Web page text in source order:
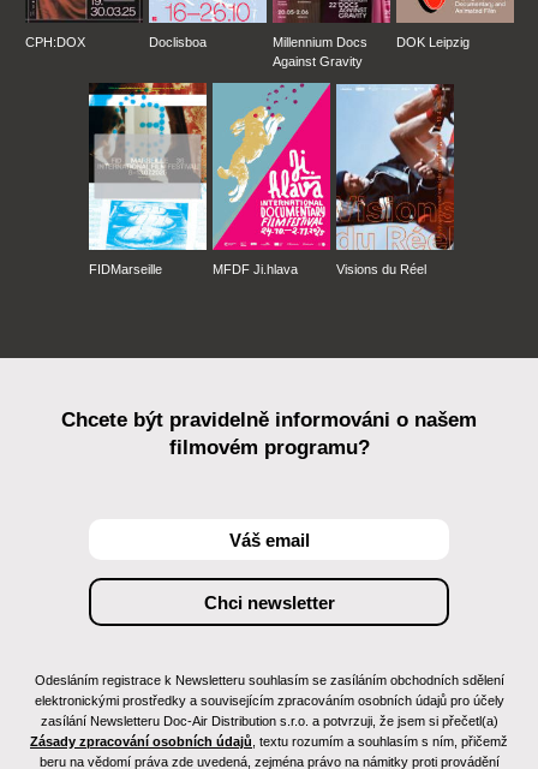
CPH:DOX Doclisboa
Millennium Docs
Against Gravity
DOK Leipzig
FIDMarseille MFDF Ji.hlava Visions du Réel
Chcete být pravidelně informováni o našem
filmovém programu?
Odesláním registrace k Newsletteru souhlasím se zasíláním obchodních sdělení
elektronickými prostředky a souvisejícím zpracováním osobních údajů pro účely
zasílání Newsletteru Doc-Air Distribution s.r.o. a potvrzuji, že jsem si přečetl(a)
Zásady zpracování osobních údajů , textu rozumím a souhlasím s ním, přičemž
beru na vědomí práva zde uvedená, zejména právo na námitky proti provádění